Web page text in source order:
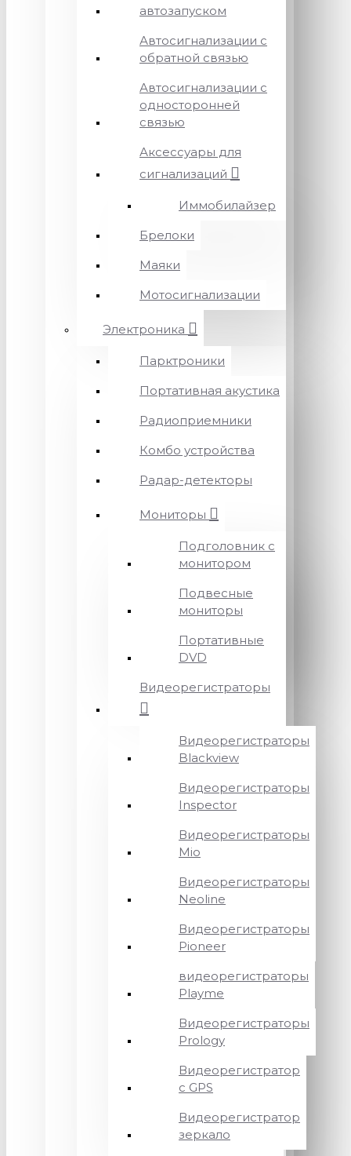
автозапуском
Автосигнализации с
обратной связью
Автосигнализации с
односторонней
связью
Аксессуары для
сигнализаций
Иммобилайзер
Брелоки
Маяки
Мотосигнализации
Электроника
Парктроники
Портативная акустика
Радиоприемники
Комбо устройства
Радар-детекторы
Мониторы
Подголовник с
монитором
Подвесные
мониторы
Портативные
DVD
Видеорегистраторы
Видеорегистраторы
Blackview
Видеорегистраторы
Inspector
Видеорегистраторы
Mio
Видеорегистраторы
Neoline
Видеорегистраторы
Pioneer
видеорегистраторы
Playme
Видеорегистраторы
Prology
Видеорегистратор
с GPS
Видеорегистратор
зеркало